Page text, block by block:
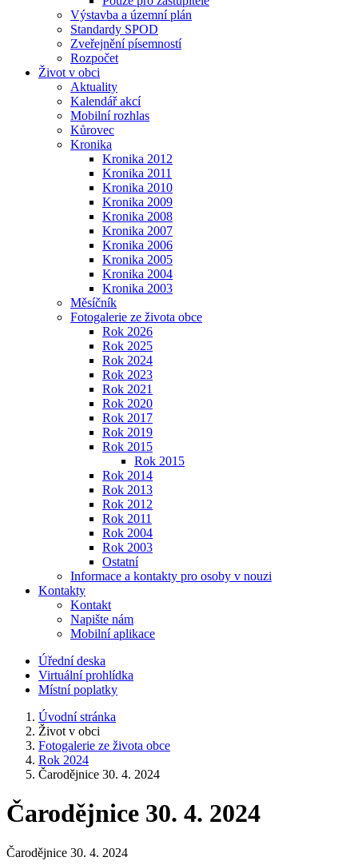
Výstavba a územní plán
Standardy SPOD
Zveřejnění písemností
Rozpočet
Život v obci
Aktuality
Kalendář akcí
Mobilní rozhlas
Kůrovec
Kronika
Kronika 2012
Kronika 2011
Kronika 2010
Kronika 2009
Kronika 2008
Kronika 2007
Kronika 2006
Kronika 2005
Kronika 2004
Kronika 2003
Měsíčník
Fotogalerie ze života obce
Rok 2026
Rok 2025
Rok 2024
Rok 2023
Rok 2021
Rok 2020
Rok 2017
Rok 2019
Rok 2015
Rok 2015
Rok 2014
Rok 2013
Rok 2012
Rok 2011
Rok 2004
Rok 2003
Ostatní
Informace a kontakty pro osoby v nouzi
Kontakty
Kontakt
Napište nám
Mobilní aplikace
Úřední deska
Virtuální prohlídka
Místní poplatky
Úvodní stránka
Život v obci
Fotogalerie ze života obce
Rok 2024
Čarodějnice 30. 4. 2024
Čarodějnice 30. 4. 2024
Čarodějnice 30. 4. 2024